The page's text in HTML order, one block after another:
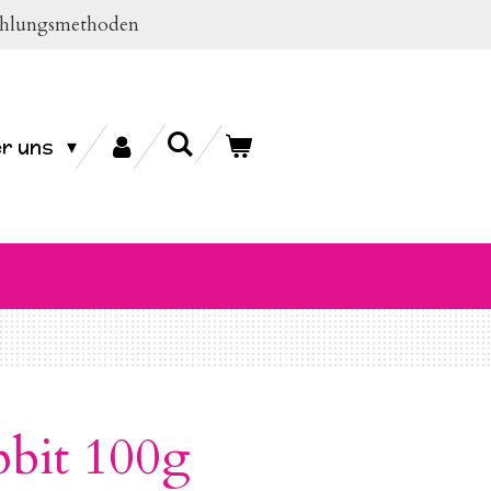
uns
100g